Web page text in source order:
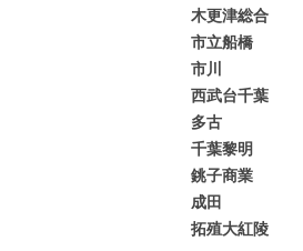
木更津総合
市立船橋
市川
西武台千葉
多古
千葉黎明
銚子商業
成田
拓殖大紅陵